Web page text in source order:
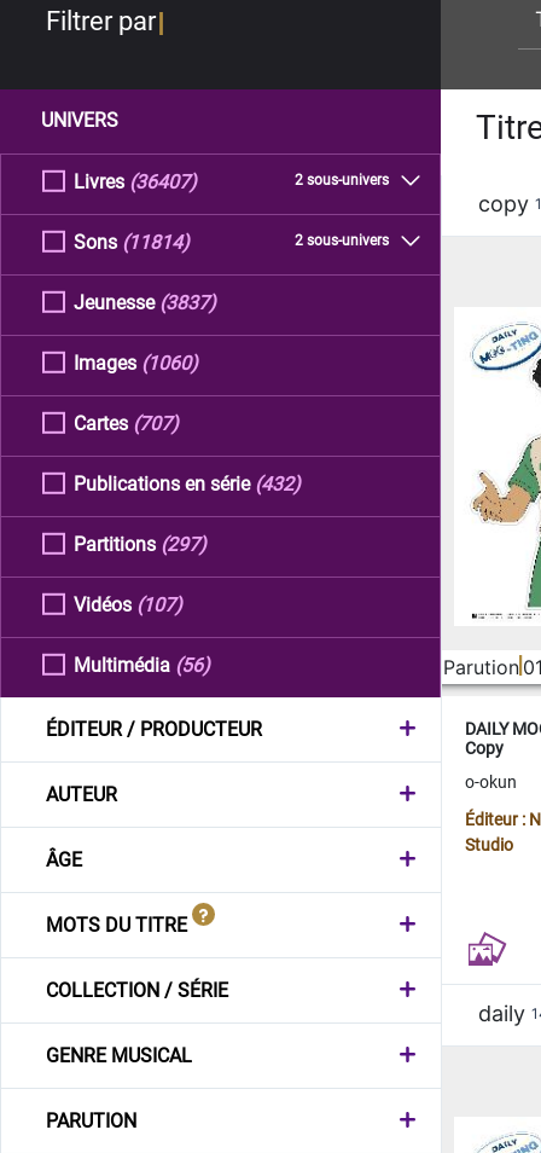
Filtrer par
UNIVERS
Livres 2 sous-univers
(36407)
Sons 2 sous-univers
(11814)
Jeunesse (3837)
Images (1060)
Cartes (707)
Publications en série (432)
Partitions (297)
Vidéos (107)
Multimédia (56)
ÉDITEUR / PRODUCTEUR
AUTEUR
ÂGE
MOTS DU TITRE
COLLECTION / SÉRIE
GENRE MUSICAL
PARUTION
copy
Parution
DAILY
Copy
o-okun
Éditeur :
Studio
daily